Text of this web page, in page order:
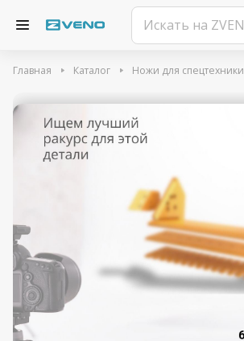
Главная Каталог Ножи для спецтехники